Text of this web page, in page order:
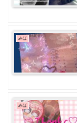
みほ
みほ